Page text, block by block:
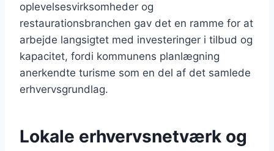
oplevelsesvirksomheder og
restaurationsbranchen gav det en ramme for at
arbejde langsigtet med investeringer i tilbud og
kapacitet, fordi kommunens planlægning
anerkendte turisme som en del af det samlede
erhvervsgrundlag.
Lokale erhvervsnetværk og